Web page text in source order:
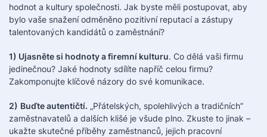
hodnot a kultury společnosti. Jak byste měli postupovat, aby
bylo vaše snažení odměněno pozitivní reputací a zástupy
talentovaných kandidátů o zaměstnání?
1) Ujasněte si hodnoty a firemní kulturu. Co dělá vaši firmu
jedinečnou? Jaké hodnoty sdílíte napříč celou firmu?
Zakomponujte klíčové názory do své komunikace.
2) Buďte autentičtí. „Přátelských, spolehlivých a tradičních”
zaměstnavatelů a dalších klišé je všude plno. Zkuste to jinak –
ukažte skutečné příběhy zaměstnanců, jejich pracovní